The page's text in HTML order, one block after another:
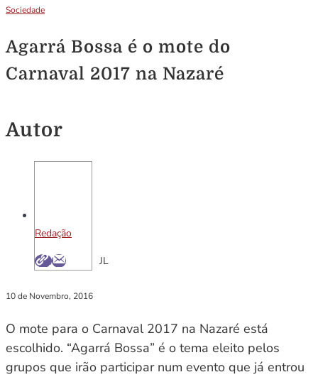
Sociedade
Agarrá Bossa é o mote do
Carnaval 2017 na Nazaré
Autor
Redação
JL
10 de Novembro, 2016
O mote para o Carnaval 2017 na Nazaré está
escolhido. “Agarrá Bossa” é o tema eleito pelos
grupos que irão participar num evento que já entrou